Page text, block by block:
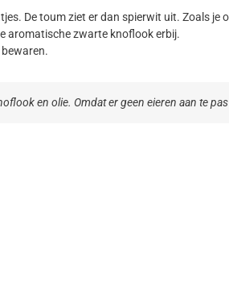
De toum ziet er dan spierwit uit. Zoals je
aromatische zwarte knoflook erbij.
en olie. Omdat er geen eieren aan te